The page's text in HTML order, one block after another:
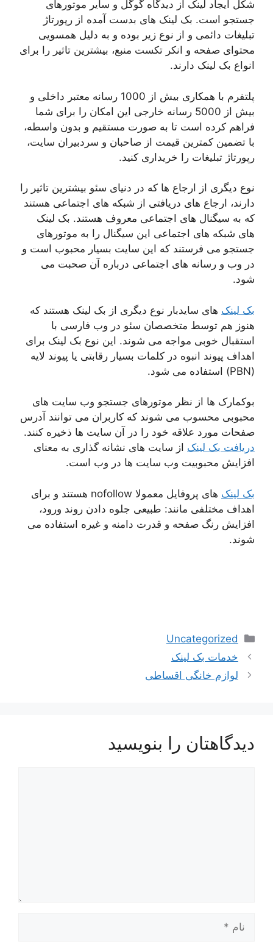
شکل ایجاد لینک از دیدگاه گوگل و سایر موتورهای
جستجو است. بک لینک های بدست آمده از رپورتاژ
تبلیغات دائمی و از نوع زیر بوده و به دلیل همسویی
محتوای صفحه و انکر تکست منبع، بیشترین تاثیر را برای
انواع بک لینک دارند.
پلتفرم با همکاری بیش از 1000 رسانه معتبر داخلی و
بیش از 5000 رسانه خارجی این امکان را برای شما
فراهم کرده است تا به صورت مستقیم و بدون واسطه،
با تضمین کمترین قیمت از صاحبان و سردبیران سایت،
رپورتاژ تبلیغات را خریداری کنید.
نوع دیگری از ارجاع ها که در دنیای سئو بیشترین تاثیر را
دارند، ارجاع های دریافتی از شبکه های اجتماعی هستند
که به سیگنال های اجتماعی معروف هستند. بک لینک
های شبکه های اجتماعی این سیگنال را به موتورهای
جستجو می فرستند که این سایت بسیار محبوب است و
در وب و رسانه های اجتماعی درباره آن صحبت می
شود.
بک لینک های سایدبار نوع دیگری از بک لینک هستند که
هنوز هم توسط متخصصان سئو در وب فارسی با
استقبال خوبی مواجه می شوند. این نوع بک لینک برای
اهداف پیوند انبوه در کلمات بسیار رقابتی یا پیوند لایه
(PBN) استفاده می شود.
بوکمارک ها از نظر موتورهای جستجو وب سایت های
محبوبی محسوب می شوند که کاربران می توانند آدرس
صفحات مورد علاقه خود را در آن سایت ها ذخیره کنند.
دریافت بک لینک از سایت های نشانه گذاری به معنای
افزایش محبوبیت وب سایت ها در وب است.
بک لینک
های پروفایل معمولا nofollow هستند و برای
اهداف مختلفی مانند: طبیعی جلوه دادن روند ورود،
افزایش رنگ صفحه و قدرت دامنه و غیره استفاده می
شوند.
دسته‌ها
Uncategorized
ناوبری
نوشته‌ها
خدمات بک لینک
لوازم خانگی اقساطی
دیدگاهتان را بنویسید